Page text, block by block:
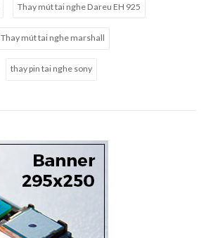
Thay mút tai nghe Dareu EH 925
Thay mút tai nghe marshall
thay pin tai nghe sony